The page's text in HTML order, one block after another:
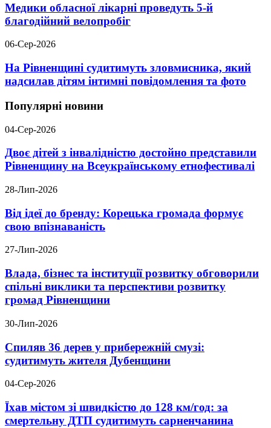
Медики обласної лікарні проведуть 5-й
благодійний велопробіг
06-Сер-2026
На Рівненщині судитимуть зловмисника, який
надсилав дітям інтимні повідомлення та фото
Популярні новини
04-Сер-2026
Двоє дітей з інвалідністю достойно представили
Рівненщину на Всеукраїнському етнофестивалі
28-Лип-2026
Від ідеї до бренду: Корецька громада формує
свою впізнаваність
27-Лип-2026
Влада, бізнес та інституції розвитку обговорили
спільні виклики та перспективи розвитку
громад Рівненщини
30-Лип-2026
Спиляв 36 дерев у прибережній смузі:
судитимуть жителя Дубенщини
04-Сер-2026
Їхав містом зі швидкістю до 128 км/год: за
смертельну ДТП судитимуть сарненчанина